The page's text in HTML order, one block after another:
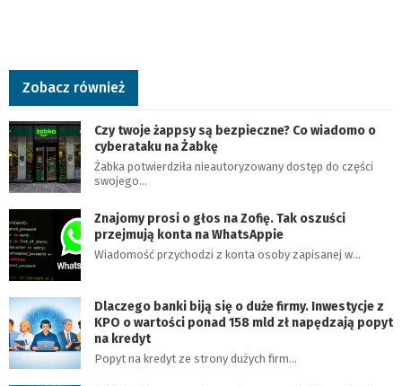
Zobacz również
Czy twoje żappsy są bezpieczne? Co wiadomo o
cyberataku na Żabkę
Żabka potwierdziła nieautoryzowany dostęp do części
swojego…
Znajomy prosi o głos na Zofię. Tak oszuści
przejmują konta na WhatsAppie
Wiadomość przychodzi z konta osoby zapisanej w…
Dlaczego banki biją się o duże firmy. Inwestycje z
KPO o wartości ponad 158 mld zł napędzają popyt
na kredyt
Popyt na kredyt ze strony dużych firm…